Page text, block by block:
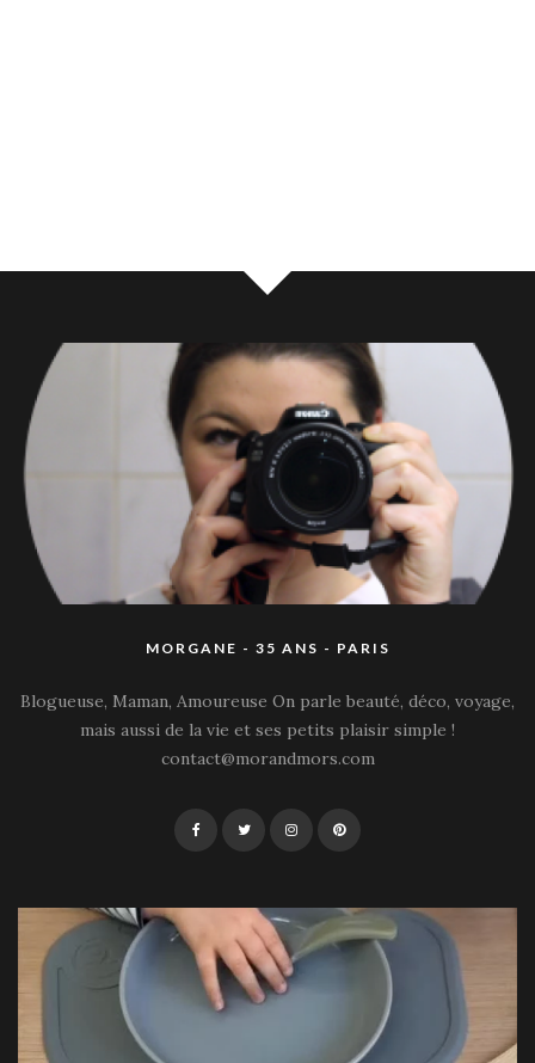
MORGANE - 35 ANS - PARIS
Blogueuse, Maman, Amoureuse On parle beauté, déco, voyage,
mais aussi de la vie et ses petits plaisir simple !
contact@morandmors.com